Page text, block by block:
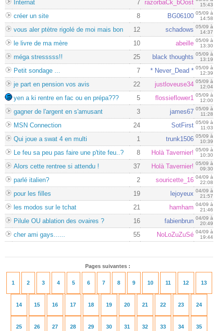
Internat 7 razorbaCk_bOost
15:43
créer un site 8 BG06100 05/09 à
14:58
vous aler ptètre rigolé de moi mais bon 12 schadows 05/09 à
14:37
le livre de ma mère 10 abeille 05/09 à
13:30
méga stresssss!! 25 black thoughts 05/09 à
13:19
Petit sondage ... 7 * Never_Dead * 05/09 à
12:39
je part en pension vos avis 22 justloveuse34 05/09 à
12:04
yen a ki rentre en fac ou en prépa??? 5 flossieflower1 05/09 à
12:00
gagner de l'argent en s'amusant 3 james67 05/09 à
11:28
MSN Connection 24 SotFirst 05/09 à
11:03
Qui joue a swat 4 en multi 1 trunk1506 05/09 à
10:39
Le feu sa peu pas faire une p'tite feu..? 8 Holà Tavernier! 05/09 à
10:30
Alors cette rentree si attendu ! 37 Holà Tavernier! 05/09 à
09:30
parlé italien? 2 souricette_16 04/09 à
22:08
pour les filles 19 lejoyeux 04/09 à
21:57
les modos sur le tchat 21 hamham 04/09 à
21:46
Pilule OU ablation des ovaires ? 16 fabienbrun 04/09 à
20:49
cher ami gays...... 55 NoLoZuZuSé 04/09 à
19:44
Pages suivantes :
1 2 3 4 5 6 7 8 9 10 11 12 13
14 15 16 17 18 19 20 21 22 23 24
25 26 27 28 29 30 31 32 33 34 35